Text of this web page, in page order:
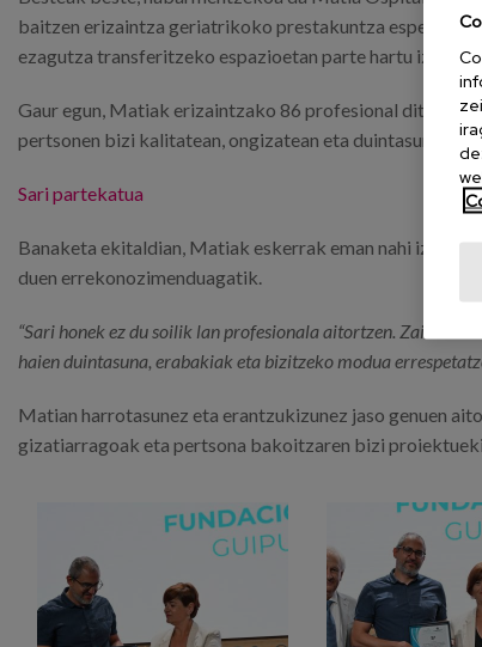
baitzen erizaintza geriatrikoko prestakuntza
ezagutza transferitzeko espazioetan parte hartu izana
Gaur egun, Matiak erizaintzako 86 profesional ditu, eta
pertsonen bizi kalitatean, ongizatean eta duintasunean
Sari partekatua
Banaketa ekitaldian, Matiak eskerrak eman nahi izan
duen errekonozimenduagatik.
“Sari honek ez du soilik lan profesionala aitortzen. Zaintzak
haien duintasuna, erabakiak eta bizitzeko modua
Matian harrotasunez eta erantzukizunez jaso genuen
gizatiarragoak eta pertsona bakoitzaren bizi